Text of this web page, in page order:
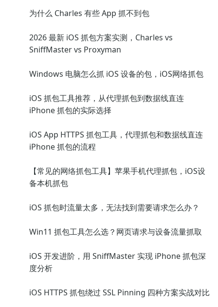
为什么 Charles 有些 App 抓不到包
2026 最新 iOS 抓包方案实测，Charles vs
SniffMaster vs Proxyman
Windows 电脑怎么抓 iOS 设备的包，iOS网络抓包
iOS 抓包工具推荐，从代理抓包到数据线直连
iPhone 抓包的实际选择
iOS App HTTPS 抓包工具，代理抓包和数据线直连
iPhone 抓包的流程
【常见的网络抓包工具】苹果手机代理抓包，iOS设
备本机抓包
iOS 抓包时流量太多，无法找到需要请求怎么办？
Win11 抓包工具怎么选？网页请求与设备流量抓取
iOS 开发进阶，用 SniffMaster 实现 iPhone 抓包深
度分析
iOS HTTPS 抓包绕过 SSL Pinning 四种方案实战对比